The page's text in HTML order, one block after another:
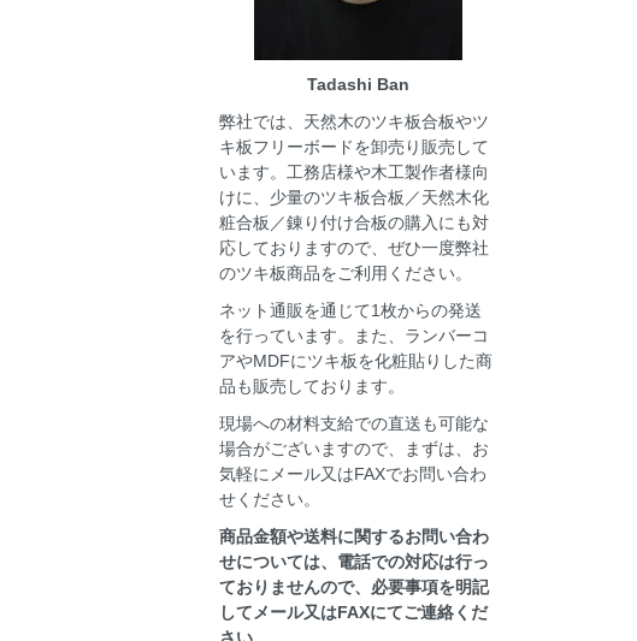
Tadashi Ban
弊社では、天然木のツキ板合板やツ
キ板フリーボードを卸売り販売して
います。工務店様や木工製作者様向
けに、少量のツキ板合板／天然木化
粧合板／錬り付け合板の購入にも対
応しておりますので、ぜひ一度弊社
のツキ板商品をご利用ください。
ネット通販を通じて1枚からの発送
を行っています。また、ランバーコ
アやMDFにツキ板を化粧貼りした商
品も販売しております。
現場への材料支給での直送も可能な
場合がございますので、まずは、お
気軽にメール又はFAXでお問い合わ
せください。
商品金額や送料に関するお問い合わ
せについては、電話での対応は行っ
ておりませんので、必要事項を明記
してメール又はFAXにてご連絡くだ